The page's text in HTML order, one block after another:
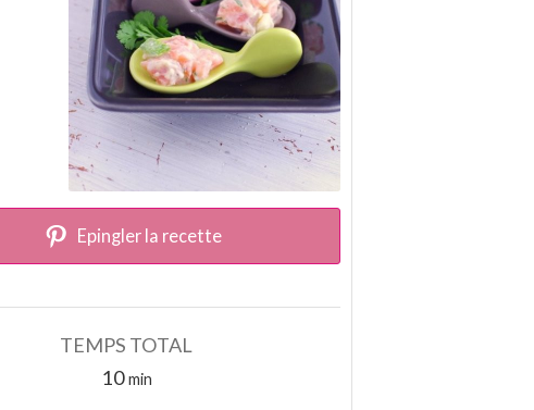
Epingler la recette
TEMPS TOTAL
10minutes
min